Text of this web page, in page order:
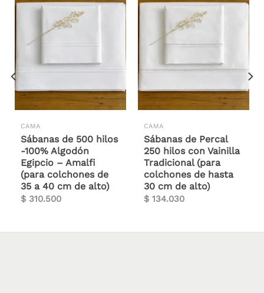
CAMA
Sábanas de 500 hilos
-100% Algodón
Egipcio – Amalfi
(para colchones de
35 a 40 cm de alto)
$310.500
CAMA
Sábanas de Percal
250 hilos con Vainilla
Tradicional (para
colchones de hasta
30 cm de alto)
$134.030